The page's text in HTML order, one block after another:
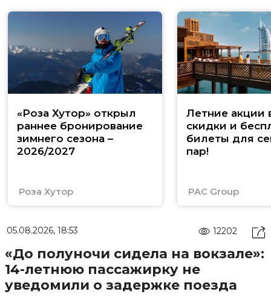
«Роза Хутор» открыл
раннее бронирование
зимнего сезона –
2026/2027
Роза Хутор
Летние акции
скидки и
билеты для
пар!
PAC Group
05.08.2026, 18:53 12202
«До полуночи сидела на вокзале»:
14-летнюю пассажирку не
уведомили о задержке поезда